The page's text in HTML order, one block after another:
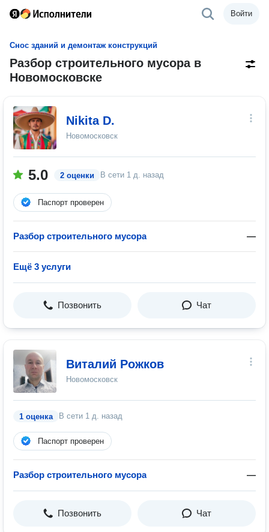
Войти
Снос зданий и демонтаж конструкций
Разбор строительного мусора в
Новомосковске
Nikita D.
Новомосковск
5.0 2 оценки В сети 1 д. назад
Паспорт проверен
Разбор строительного мусора —
Ещё 3 услуги
Позвонить Чат
Виталий Рожков
Новомосковск
1 оценка В сети 1 д. назад
Паспорт проверен
Разбор строительного мусора —
Позвонить Чат